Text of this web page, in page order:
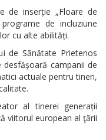
de inserție „Floare de
de incluziune
cu alte abilități.
de Sănătate Prietenos
desfășoară campanii de
actuale pentru tineri,
al tinerei generații
viitorul european al ţării